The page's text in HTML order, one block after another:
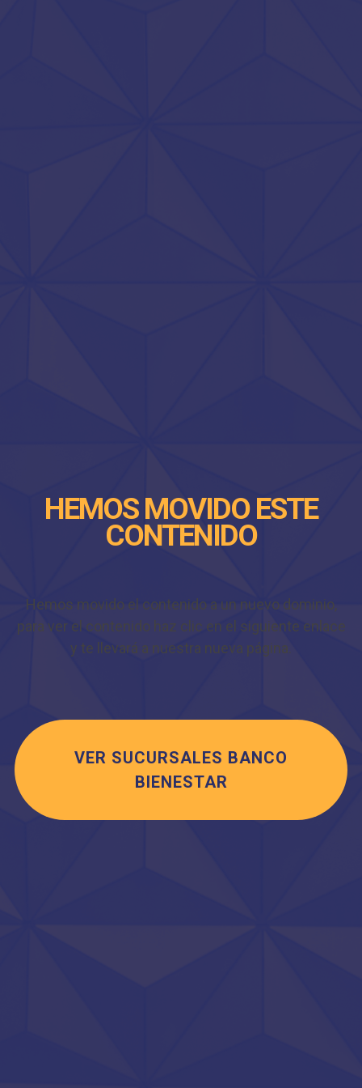
HEMOS MOVIDO ESTE
CONTENIDO
Hemos movido el contenido a un nuevo dominio,
para ver el contenido haz clic en el siguiente enlace
y te llevará a nuestra nueva página.
VER SUCURSALES BANCO
BIENESTAR